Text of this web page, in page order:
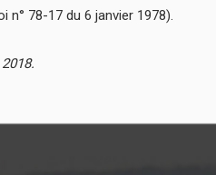
n° 78-17 du 6 janvier 1978).